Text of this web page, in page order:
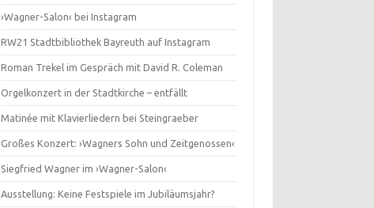
›Wagner-Salon‹ bei Instagram
RW21 Stadtbibliothek Bayreuth auf Instagram
Roman Trekel im Gespräch mit David R. Coleman
Orgelkonzert in der Stadtkirche – entfällt
Matinée mit Klavierliedern bei Steingraeber
Großes Konzert: ›Wagners Sohn und Zeitgenossen‹
Siegfried Wagner im ›Wagner-Salon‹
Ausstellung: Keine Festspiele im Jubiläumsjahr?